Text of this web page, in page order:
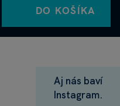
DO KOŠÍKA
Aj nás baví
Instagram.